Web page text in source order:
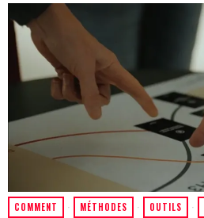
COMMENT · MÉTHODES · OUTILS ·